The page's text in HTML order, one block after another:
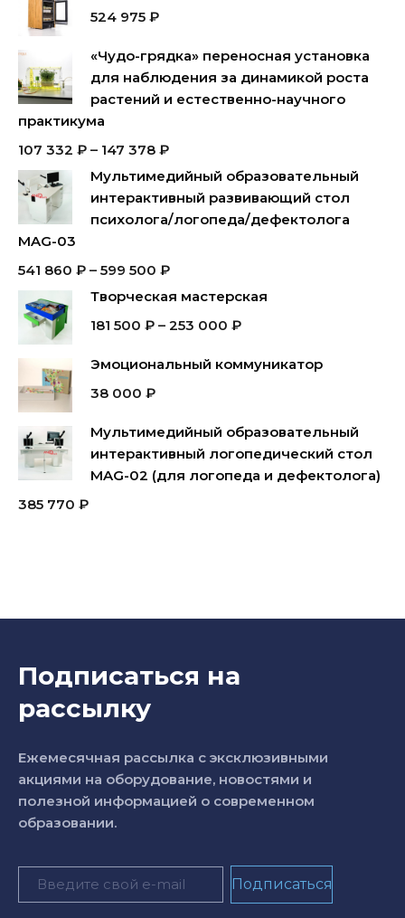
524 975 ₽
«Чудо-грядка» переносная установка
для наблюдения за динамикой роста
растений и естественно-научного
практикума
107 332 ₽ – 147 378 ₽
Мультимедийный образовательный
интерактивный развивающий стол
психолога/логопеда/дефектолога
MAG-03
541 860 ₽ – 599 500 ₽
Творческая мастерская
181 500 ₽ – 253 000 ₽
Эмоциональный коммуникатор
38 000 ₽
Мультимедийный образовательный
интерактивный логопедический стол
MAG-02 (для логопеда и дефектолога)
385 770 ₽
Подписаться на
рассылку
Ежемесячная рассылка с эксклюзивными
акциями на оборудование, новостями и
полезной информацией о современном
образовании.